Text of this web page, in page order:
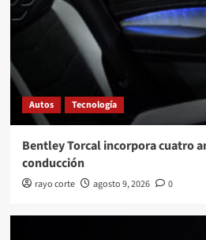
Autos Tecnología
Bentley Torcal incorpora cuatro
conducción
rayo corte agosto 9, 2026 0